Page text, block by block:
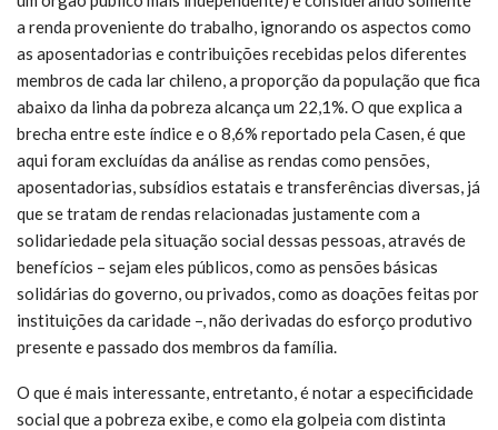
a renda proveniente do trabalho, ignorando os aspectos como
as aposentadorias e contribuições recebidas pelos diferentes
membros de cada lar chileno, a proporção da população que fica
abaixo da linha da pobreza alcança um 22,1%. O que explica a
brecha entre este índice e o 8,6% reportado pela Casen, é que
aqui foram excluídas da análise as rendas como pensões,
aposentadorias, subsídios estatais e transferências diversas, já
que se tratam de rendas relacionadas justamente com a
solidariedade pela situação social dessas pessoas, através de
benefícios – sejam eles públicos, como as pensões básicas
solidárias do governo, ou privados, como as doações feitas por
instituições da caridade –, não derivadas do esforço produtivo
presente e passado dos membros da família.
O que é mais interessante, entretanto, é notar a especificidade
social que a pobreza exibe, e como ela golpeia com distinta